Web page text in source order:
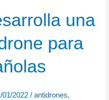
una
para
01/2022/antidrones,